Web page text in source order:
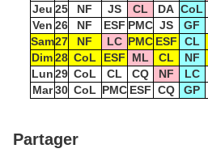
Jeu 25 NF JS CL DA CoL
Ven 26 NF ESF PMC JS GF
Sam27 NF LC PMC ESF CL
Dim28 CoL ESF ML CL NF
Lun29 CoL CL CQ NF LC
Mar 30 CoL PMC ESF CQ GP
Partager